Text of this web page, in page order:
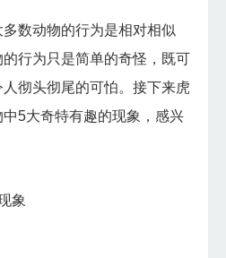
数动物的行为是相对相似
行为只是简单的奇怪，既可
彻头彻尾的可怕。接下来虎
5大奇特有趣的现象，感兴
象